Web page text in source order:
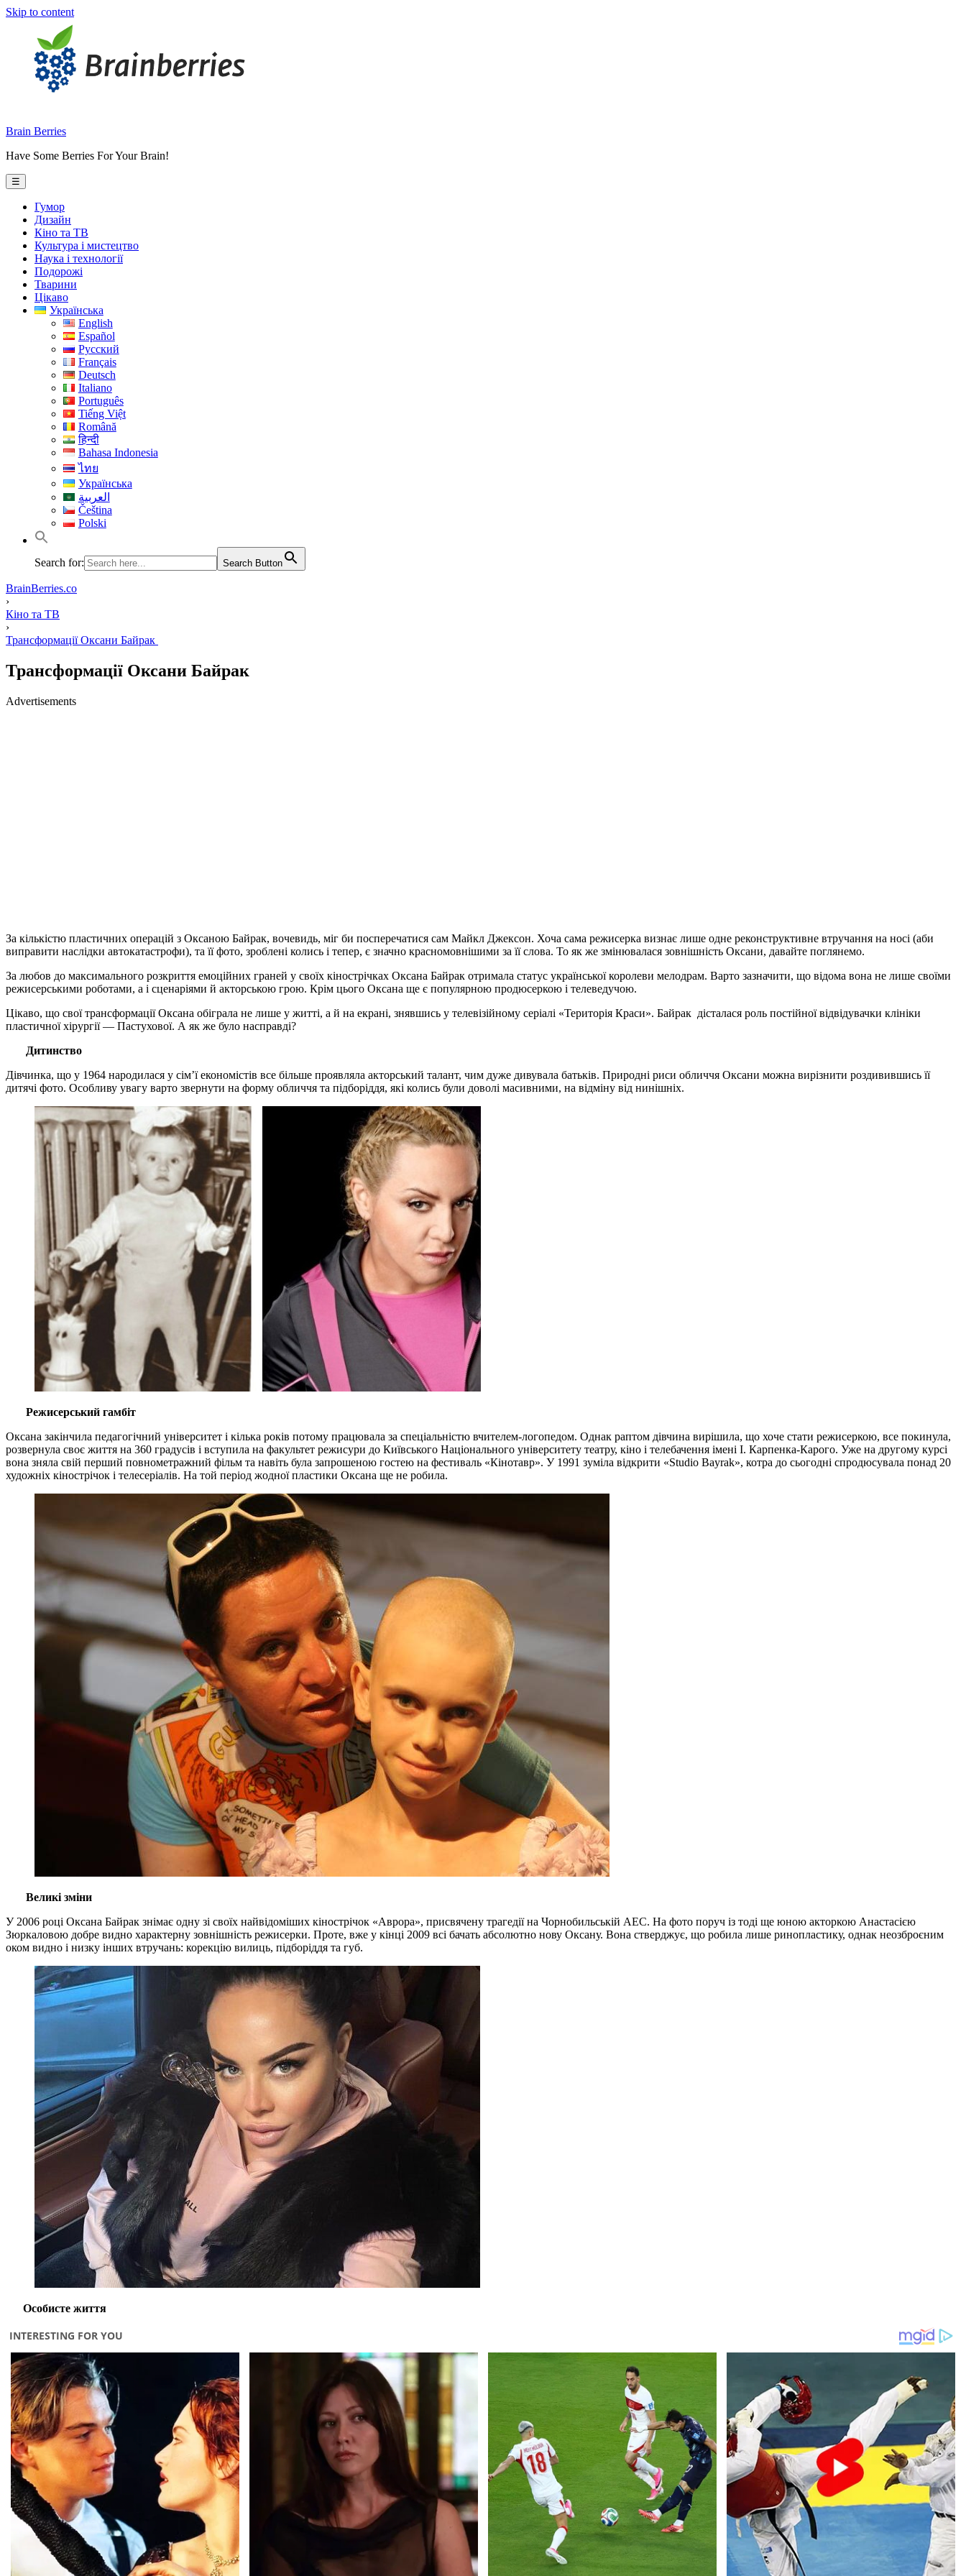
Skip to content
Brain Berries
Have Some Berries For Your Brain!
☰
Гумор
Дизайн
Кіно та ТВ
Культура і мистецтво
Наука і технології
Подорожі
Тварини
Цікаво
Українська
English
Español
Русский
Français
Deutsch
Italiano
Português
Tiếng Việt
Română
हिन्दी
Bahasa Indonesia
ไทย
Українська
العربية
Čeština
Polski
Search for: Search Button
BrainBerries.co
›
Кіно та ТВ
›
Трансформації Оксани Байрак
Трансформації Оксани Байрак
Advertisements
За кількістю пластичних операцій з Оксаною Байрак, вочевидь, міг би посперечатися сам Майкл Джексон. Хоча сама режисерка визнає лише одне реконструктивне втручання на носі (аби
виправити наслідки автокатастрофи), та її фото, зроблені колись і тепер, є значно красномовнішими за її слова. То як же змінювалася зовнішність Оксани, давайте поглянемо.
За любов до максимального розкриття емоційних граней у своїх кінострічках Оксана Байрак отримала статус української королеви мелодрам. Варто зазначити, що відома вона не лише своїми
режисерськими роботами, а і сценаріями й акторською грою. Крім цього Оксана ще є популярною продюсеркою і телеведучою.
Цікаво, що свої трансформації Оксана обіграла не лише у житті, а й на екрані, знявшись у телевізійному серіалі «‎Територія Краси». Байрак дісталася роль постійної відвідувачки клініки
пластичної хірургії — Пастухової. А як же було насправді?
Дитинство
Дівчинка, що у 1964 народилася у сім’ї економістів все більше проявляла акторський талант, чим дуже дивувала батьків. Природні риси обличчя Оксани можна вирізнити роздивившись її
дитячі фото. Особливу увагу варто звернути на форму обличчя та підборіддя, які колись були доволі масивними, на відміну від нинішніх.
Режисерський гамбіт
Оксана закінчила педагогічний університет і кілька років потому працювала за спеціальністю вчителем-логопедом. Однак раптом дівчина вирішила, що хоче стати режисеркою, все покинула,
розвернула своє життя на 360 градусів і вступила на факультет режисури до Київського Національного університету театру, кіно і телебачення імені І. Карпенка-Карого. Уже на другому курсі
вона зняла свій перший повнометражний фільм та навіть була запрошеною гостею на фестиваль «‎Кінотавр». У 1991 зуміла відкрити «Studio Bayrak», котра до сьогодні спродюсувала понад 20
художніх кінострічок і телесеріалів. На той період жодної пластики Оксана ще не робила.
Великі зміни
У 2006 році Оксана Байрак знімає одну зі своїх найвідоміших кінострічок «Аврора», присвячену трагедії на Чорнобильській АЕС. На фото поруч із тоді ще юною акторкою Анастасією
Зюркаловою добре видно характерну зовнішність режисерки. Проте, вже у кінці 2009 всі бачать абсолютно нову Оксану. Вона стверджує, що робила лише ринопластику, однак неозброєним
оком видно і низку інших втручань: корекцію вилиць, підборіддя та губ.
Особисте життя